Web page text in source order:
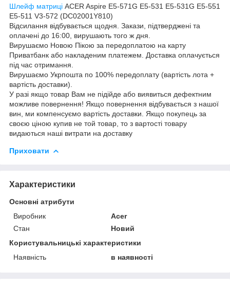
Шлейф матриці ACER Aspire E5-571G E5-531 E5-531G E5-551
E5-511 V3-572 (DC02001Y810)
Відсилання відбувається щодня. Закази, підтверджені та
оплачені до 16:00, вирушають того ж дня.
Вирушаємо Новою Пікою за передоплатою на карту
Приватбанк або накладеним платежем. Доставка оплачується
під час отримання.
Вирушаємо Укрпошта по 100% передоплату (вартість лота +
вартість доставки).
У разі якщо товар Вам не підійде або виявиться дефектним
можливе повернення! Якщо повернення відбувається з нашої
вин, ми компенсуємо вартість доставки. Якщо покупець за
своєю ціною купив не той товар, то з вартості товару
видаються наші витрати на доставку
Приховати
Характеристики
Основні атрибути
Виробник
Acer
Стан
Новий
Користувальницькі характеристики
Наявність
в наявності